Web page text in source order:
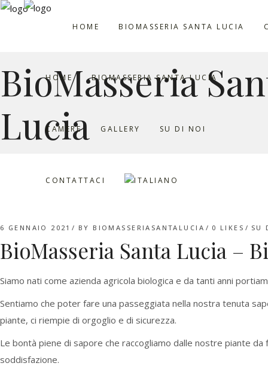
HOME BIOMASSERIA SANTA LUCIA
HOME BIOMASSERIA SANTA LUCIA
CAMERE GALLERY SU DI NOI
CONTATTACI
BioMasseria
Lucia
6 GENNAIO 2021 BYBIOMASSERIASANTALUCIA 0 LIKES SU
BioMasseria Santa Lucia –
Siamo nati come azienda agricola biologica e da tanti anni
Sentiamo che poter fare una passeggiata nella nostra tenuta
piante, ci riempie di orgoglio e di sicurezza.
Le bontà piene di sapore che raccogliamo dalle nostre piante
soddisfazione.